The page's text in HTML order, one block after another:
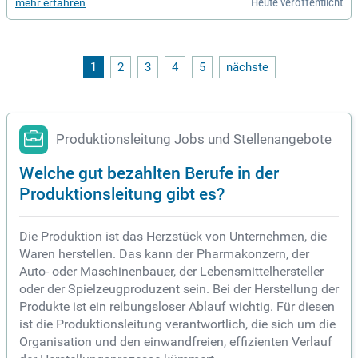
hlossenes kaufmännisches Studium oder eine vergleichbar
e Qualifikation ist erforderlich. Praktische Erfahrung in admi
ischkenntnisse von Vorteil. Die ideale Kandidatin oder der i
deale Kandidat zeichnet sich durch Teamfähigkeit, eine stru
mehr erfahren
1 2 3 4 5 nächste
Produktionsleitung Jobs und Stellenangebote
Welche gut bezahlten Berufe in der
Produktionsleitung gibt es?
Die Produktion ist das Herzstück von Unternehmen, die
Waren herstellen. Das kann der Pharmakonzern, der
Auto- oder Maschinenbauer, der Lebensmittelhersteller
oder der Spielzeugproduzent sein. Bei der Herstellung der
Produkte ist ein reibungsloser Ablauf wichtig. Für diesen
ist die Produktionsleitung verantwortlich, die sich um die
Organisation und den einwandfreien, effizienten Verlauf